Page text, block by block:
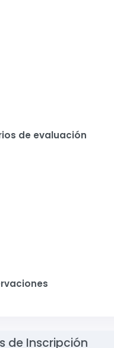
de evaluación
de Inscripción